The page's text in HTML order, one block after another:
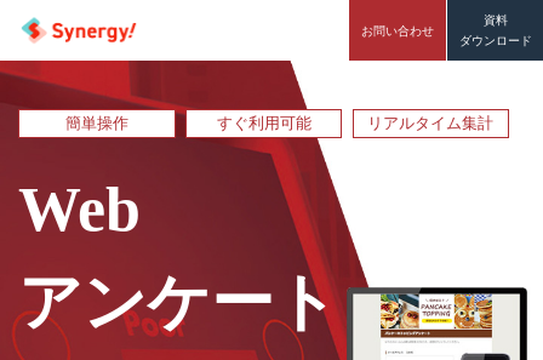
お問い合わせ
資料
ダウンロード
簡単操作 すぐ利用可能 リアルタイム集計
Web
アンケート